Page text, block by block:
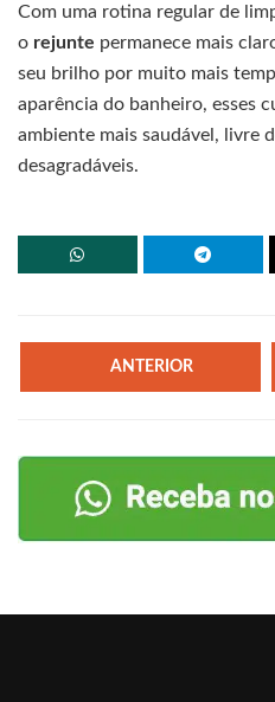
Com uma rotina regular de
o rejunte permanece mais
seu brilho por muito mais
aparência do banheiro, esses
ambiente mais saudável, livre
desagradáveis.
ANTERIOR